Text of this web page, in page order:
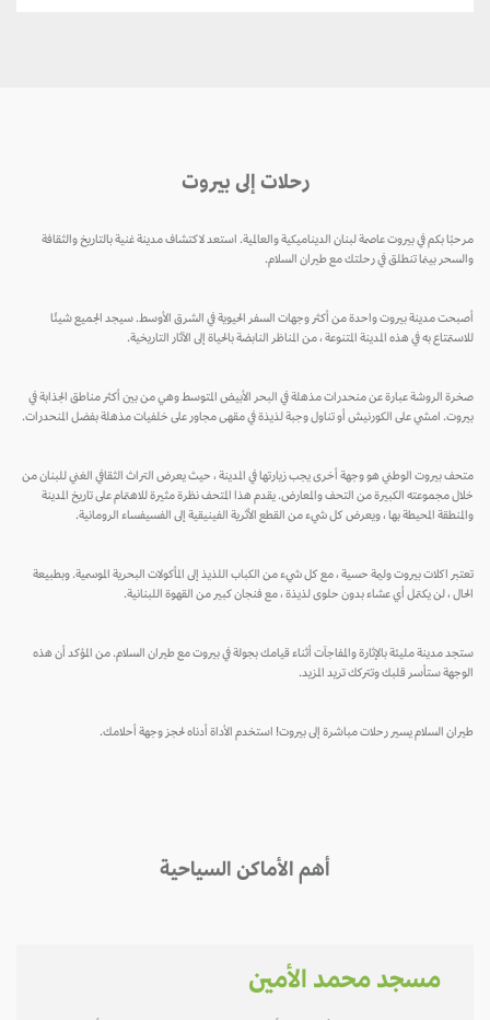
رحلات إلى بيروت
مرحبًا بكم في بيروت عاصمة لبنان الديناميكية والعالمية. استعد لاكتشاف مدينة غنية بالتاريخ والثقافة
والسحر بينما تنطلق في رحلتك مع طيران السلام.
أصبحت مدينة بيروت واحدة من أكثر وجهات السفر الحيوية في الشرق الأوسط. سيجد الجميع شيئًا
للاستمتاع به في هذه المدينة المتنوعة ، من المناظر النابضة بالحياة إلى الآثار التاريخية.
صخرة الروشة عبارة عن منحدرات مذهلة في البحر الأبيض المتوسط ​​وهي من بين أكثر مناطق الجذابة في
بيروت. امشي على الكورنيش أو تناول وجبة لذيذة في مقهى مجاور على خلفيات مذهلة بفضل المنحدرات.
متحف بيروت الوطني هو وجهة أخرى يجب زيارتها في المدينة ، حيث يعرض التراث الثقافي الغني للبنان من
خلال مجموعته الكبيرة من التحف والمعارض. يقدم هذا المتحف نظرة مثيرة للاهتمام على تاريخ المدينة
والمنطقة المحيطة بها ، ويعرض كل شيء من القطع الأثرية الفينيقية إلى الفسيفساء الرومانية.
تعتبر اكلات بيروت وليمة حسية ، مع كل شيء من الكباب اللذيذ إلى المأكولات البحرية الموسمية. وبطبيعة
الحال ، لن يكتمل أي عشاء بدون حلوى لذيذة ، مع فنجان كبير من القهوة اللبنانية.
ستجد مدينة مليئة بالإثارة والمفاجآت أثناء قيامك بجولة في بيروت مع طيران السلام. من المؤكد أن هذه
الوجهة ستأسر قلبك وتتركك تريد المزيد.
طيران السلام يسير رحلات مباشرة إلى بيروت! استخدم الأداة أدناه لحجز وجهة أحلامك.
أهم الأماكن السياحية
مسجد محمد الأمين